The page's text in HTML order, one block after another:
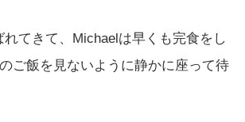
てきて、Michaelは早くも完食をし
ご飯を見ないように静かに座って待